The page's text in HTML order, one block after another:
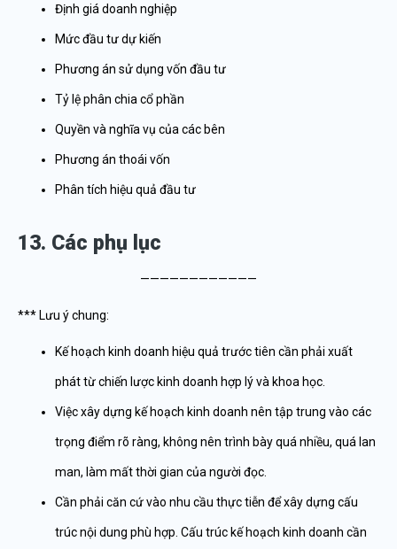
Định giá doanh nghiệp
Mức đầu tư dự kiến
Phương án sử dụng vốn đầu tư
Tỷ lệ phân chia cổ phần
Quyền và nghĩa vụ của các bên
Phương án thoái vốn
Phân tích hiệu quả đầu tư
13. Các phụ lục
————————————
*** Lưu ý chung:
Kế hoạch kinh doanh hiệu quả trước tiên cần phải xuất
phát từ chiến lược kinh doanh hợp lý và khoa học.
Việc xây dựng kế hoạch kinh doanh nên tập trung vào các
trọng điểm rõ ràng, không nên trình bày quá nhiều, quá lan
man, làm mất thời gian của người đọc.
Cần phải căn cứ vào nhu cầu thực tiễn để xây dựng cấu
trúc nội dung phù hợp. Cấu trúc kế hoạch kinh doanh cần